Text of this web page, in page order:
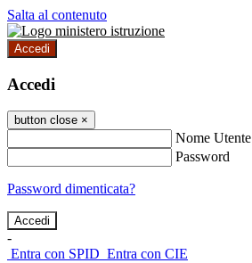
Salta al contenuto
Accedi
Accedi
button close ×
Nome Utente
Password
Password dimenticata?
-
Entra con SPID Entra con CIE